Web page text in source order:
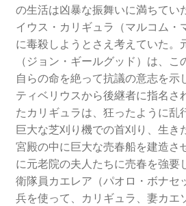
の生活は凶暴な振舞いに満ちてい
イウス・カリギュラ（マルコム・
に毒殺しようとさえ考えていた。
（ジョン・ギールグッド）は、こ
自らの命を絶って抗議の意志を示
ティベリウスから後継者に指名さ
たカリギュラは、狂ったように乱
巨大な芝刈り機での首刈り、生き
宮殿の中に巨大な売春船を建造さ
に元老院の夫人たちに売春を強要
衛隊員カエレア（パオロ・ボナセ
兵を使って、カリギュラ、妻カエ